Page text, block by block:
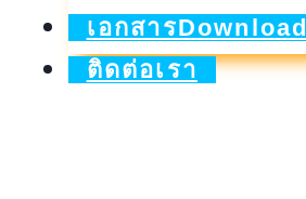
เอกสารDownload
ติดต่อเรา
ที่ดิน
คน